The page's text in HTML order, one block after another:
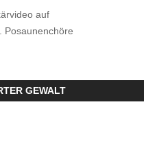
auf
Posaunenchöre
GEWALT